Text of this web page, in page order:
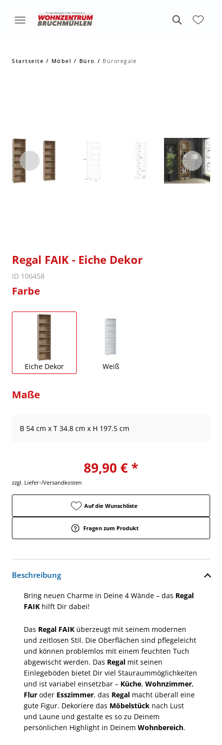
Startseite Möbel Büro Büroregale
Regal FAIK - Eiche Dekor
ID 106458
Farbe
Eiche Dekor Weiß
Maße
B 54 cm x T 34.8 cm x H 197.5 cm
89,90 € *
zzgl. Liefer-/Versandkosten
Auf die Wunschliste
Fragen zum Produkt
Beschreibung
Bring neuen Charme in Deine 4 Wände – das Regal
FAIK hilft Dir dabei!
Das Regal FAIK überzeugt mit seinem modernen
und zeitlosen Stil. Die Oberflächen sind pflegeleicht
und können problemlos mit einem feuchten Tuch
abgewischt werden. Das Regal mit seinen
Einlegeböden bietet Dir viel Stauraummöglichkeiten
und ist variabel einsetzbar – Küche, Wohnzimmer,
Flur oder Esszimmer, das Regal macht überall eine
gute Figur. Dekoriere das Möbelstück nach Lust
und Laune und gestalte es so zu Deinem
persönlichen Highlight in Deinem Wohnbereich.